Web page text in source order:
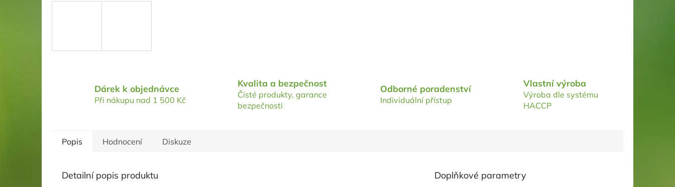
Dárek k objednávce
Při nákupu nad 1 500 Kč
Kvalita a bezpečnost
Čisté produkty, garance
bezpečnosti
Odborné poradenství
Individuální přístup
Vlastní výroba
Výroba dle systému
HACCP
Popis Hodnocení Diskuze
Detailní popis produktu Doplňkové parametry